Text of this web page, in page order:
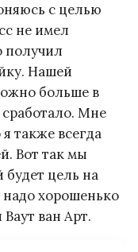
с целью
не имел
получил
Нашей
больше в
Мне
также всегда
Вот так мы
будет цель на
хорошенько
ван Арт.